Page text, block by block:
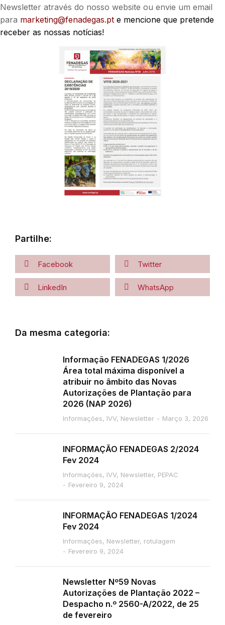
Newsletter através do nosso website ou envie um email
para marketing@fenadegas.pt e mencione que pretende
receber as nossas notícias!
Partilhe:
Facebook Twitter
LinkedIn WhatsApp
Da mesma categoria:
Informação FENADEGAS 1/2026
Área total máxima disponível a
atribuir no âmbito das Novas
Autorizações de Plantação para
2026 (NAP 2026)
Informações, IVV, Newsletter Março 3, 2026
INFORMAÇÃO FENADEGAS 2/2024
Fev 2024
Informações, IVV, Newsletter, PEPAC
Fevereiro 9, 2024
INFORMAÇÃO FENADEGAS 1/2024
Fev 2024
Informações, Newsletter, rotulagem
Fevereiro 9, 2024
Newsletter Nº59 Novas
Autorizações de Plantação 2022 –
Despacho n.º 2560-A/2022, de 25
de fevereiro